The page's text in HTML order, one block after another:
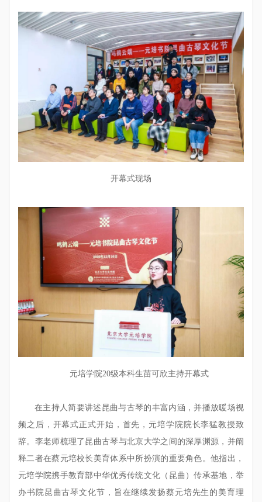
开幕式现场
元培学院20级本科生苗可欣主持开幕式
在主持人简要讲述昆曲与古琴的丰富内涵，并播放暖场视
频之后，开幕式正式开始，首先，元培学院院长李猛教授致
辞。李老师梳理了昆曲古琴与北京大学之间的深厚渊源，并阐
释二者在蔡元培校长美育体系中所扮演的重要角色。他指出，
元培学院携手教育部中华优秀传统文化（昆曲）传承基地，举
办书院昆曲古琴文化节，旨在继续发扬蔡元培先生的美育理